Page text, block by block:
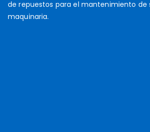
de repuestos para el mantenimiento de
maquinaria.